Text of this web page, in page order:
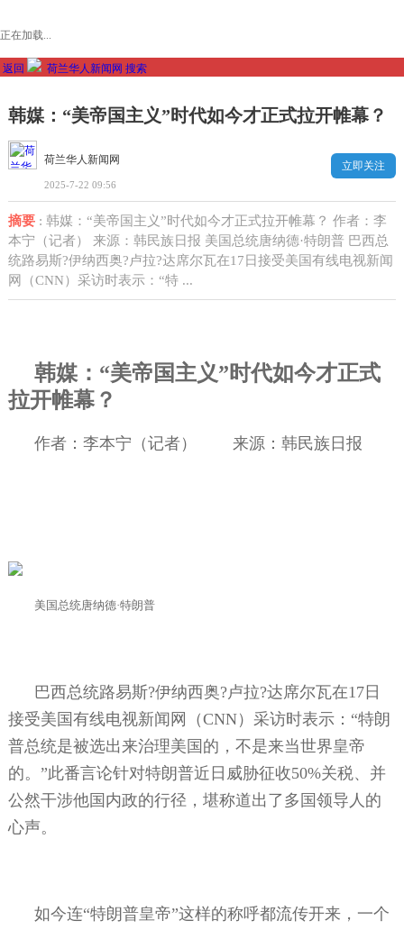
正在加载...
返回 荷兰华人新闻网 搜索
韩媒：“美帝国主义”时代如今才正式拉开帷幕？
荷兰华人新闻网
2025-7-22 09:56
立即关注
摘要: 韩媒：“美帝国主义”时代如今才正式拉开帷幕？ 作者：李
本宁（记者） 来源：韩民族日报 美国总统唐纳德·特朗普 巴西总
统路易斯?伊纳西奥?卢拉?达席尔瓦在17日接受美国有线电视新闻
网（CNN）采访时表示：“特 ...
韩媒：“美帝国主义”时代如今才正式
拉开帷幕？
作者：李本宁（记者） 来源：韩民族日报
美国总统唐纳德·特朗普
巴西总统路易斯?伊纳西奥?卢拉?达席尔瓦在17日
接受美国有线电视新闻网（CNN）采访时表示：“特朗
普总统是被选出来治理美国的，不是来当世界皇帝
的。”此番言论针对特朗普近日威胁征收50%关税、并
公然干涉他国内政的行径，堪称道出了多国领导人的
心声。
如今连“特朗普皇帝”这样的称呼都流传开来，一个